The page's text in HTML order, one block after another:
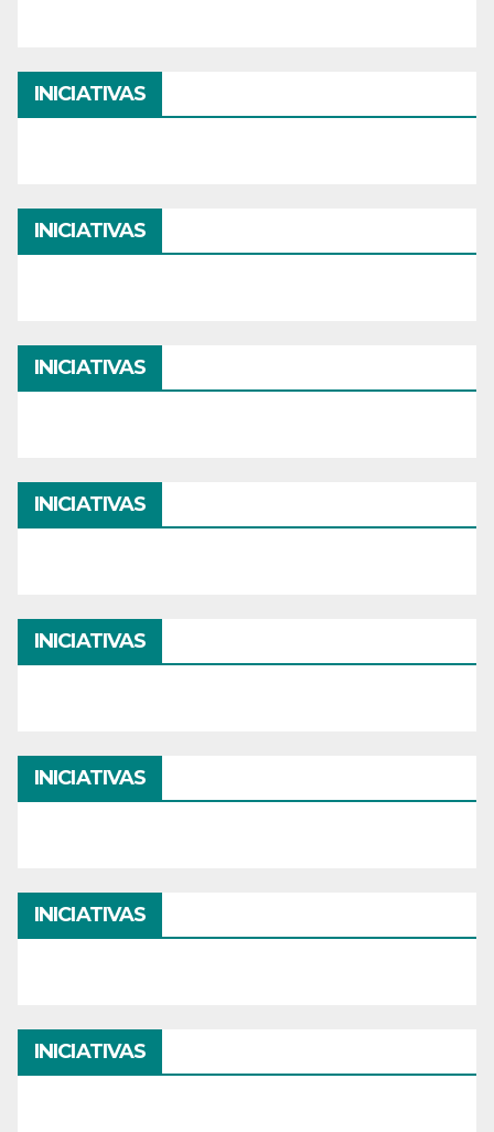
INICIATIVAS
INICIATIVAS
INICIATIVAS
INICIATIVAS
INICIATIVAS
INICIATIVAS
INICIATIVAS
INICIATIVAS